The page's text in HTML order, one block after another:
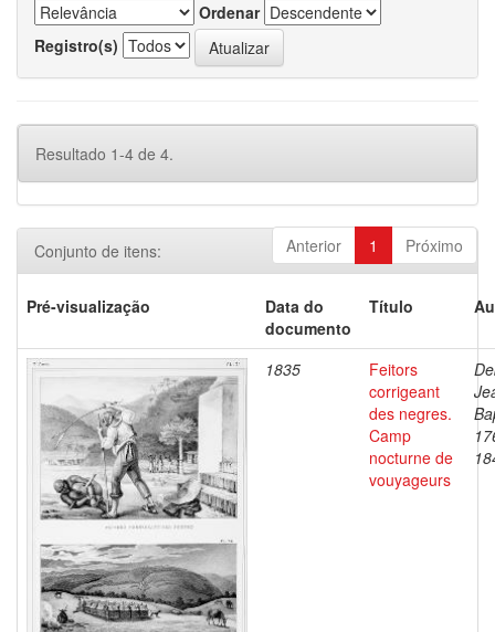
Ordenar
Registro(s)
Resultado 1-4 de 4.
Anterior 1 Próximo
Conjunto de itens:
Pré-visualização
Data do
documento
Título
1835
Feitors
corrigeant
des negres.
Camp
nocturne de
vouyageurs